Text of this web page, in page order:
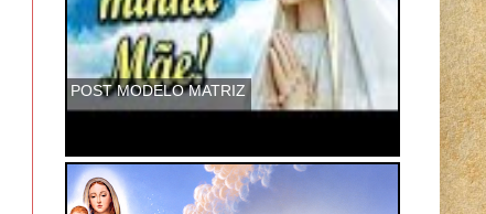
POST MODELO MATRIZ